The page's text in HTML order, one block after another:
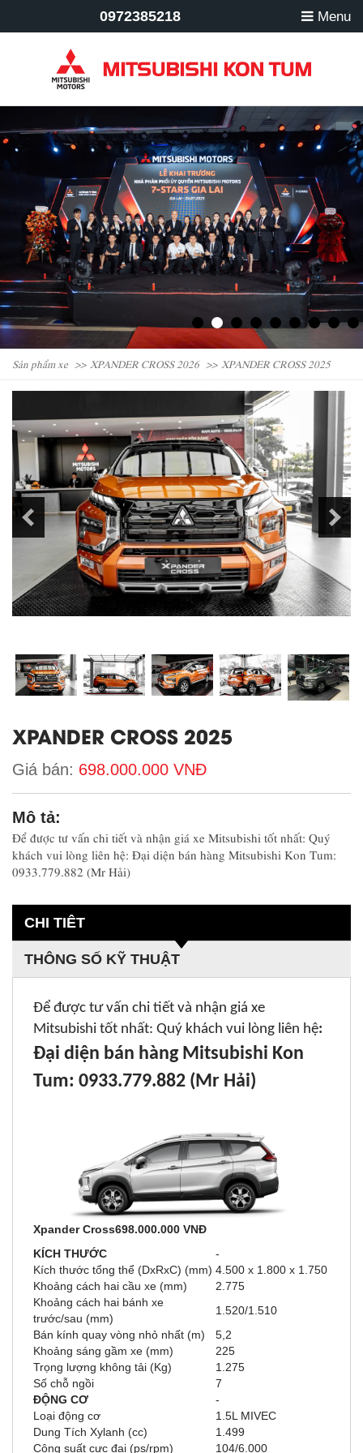
Menu
0972385218
Sản phẩm xe XPANDER CROSS 2026 XPANDER CROSS 2025
XPANDER CROSS 2025
Giá bán: 698.000.000 VNĐ
Mô tả:
Để được tư vấn chi tiết và nhận giá xe Mitsubishi tốt nhất: Quý
khách vui lòng liên hệ: Đại diện bán hàng Mitsubishi Kon Tum:
0933.779.882 (Mr Hải)
CHI TIÊT
THÔNG SỐ KỸ THUẬT
Để được tư vấn chi tiết và nhận giá xe
Mitsubishi tốt nhất: Quý khách vui lòng liên hệ:
Đại diện bán hàng Mitsubishi Kon
Tum: 0933.779.882 (Mr Hải)
Xpander Cross698.000.000 VNĐ
KÍCH THƯỚC
-
Kích thước tổng thể (DxRxC) (mm) 4.500 x 1.800 x 1.750
Khoảng cách hai cầu xe (mm)
2.775
Khoảng cách hai bánh xe
trước/sau (mm)
1.520/1.510
Bán kính quay vòng nhỏ nhất (m)
5,2
Khoảng sáng gầm xe (mm)
225
Trọng lượng không tải (Kg)
1.275
Số chỗ ngồi
7
ĐỘNG CƠ
-
Loại động cơ
1.5L MIVEC
Dung Tích Xylanh (cc)
1.499
Công suất cực đại (ps/rpm)
104/6.000